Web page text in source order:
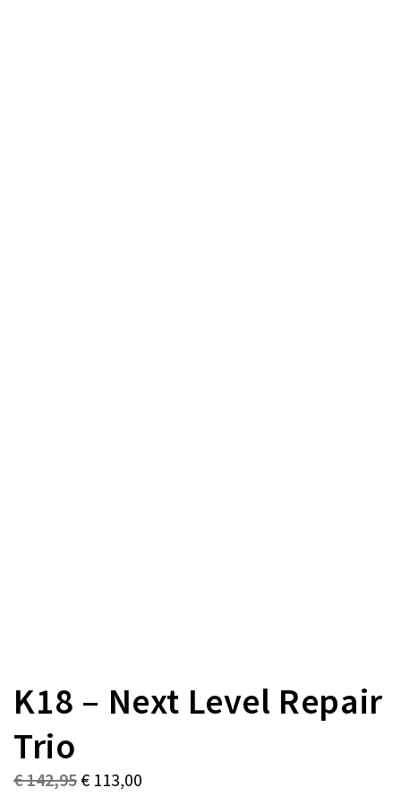
K18 – Next Level Repair
Trio
€142,95€ 113,00